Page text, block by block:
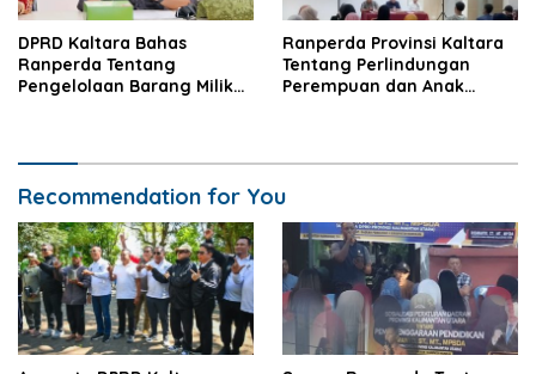
DPRD Kaltara Bahas
Ranperda Tentang
Pengelolaan Barang Milik
Ranperda Provinsi Kaltara
Tentang Perlindungan
Perempuan dan Anak
Recommendation for You